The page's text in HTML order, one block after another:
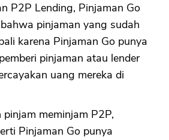
P2P Lending, Pinjaman Go
pinjaman yang sudah
karena Pinjaman Go punya
pinjaman atau lender
uang mereka di
meminjam P2P,
Pinjaman Go punya